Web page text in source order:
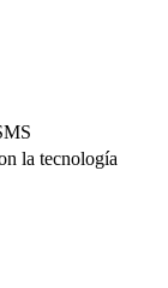
la tecnología